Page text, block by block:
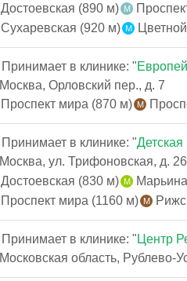
Достоевская (890 м)
Сухаревская (920 м)
Принимает в клинике: "
Москва, Орловский пер., д. 7
Проспект мира (870 м)
Принимает в клинике: "Детская
Москва, ул. Трифоновская, д. 26
Достоевская (830 м)
Проспект мира (1160 м)
Принимает в клинике: " Центр
Московская область, Рублево-